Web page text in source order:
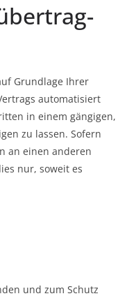
Grundlage Ihrer
automatisiert
in einem gängigen,
zu lassen. Sofern
an einen anderen
nur, soweit es
und zum Schutz